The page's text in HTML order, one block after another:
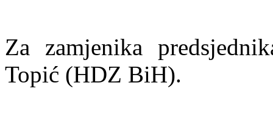
Za zamjenika
Topić (HDZ BiH).